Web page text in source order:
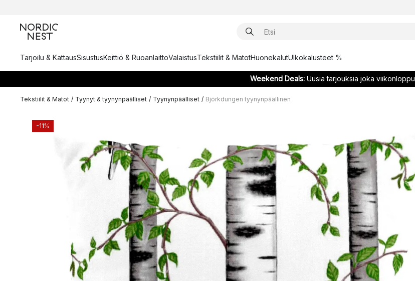
Tarjoilu & KattausSisustusKeittiö & RuoanlaittoValaistusTekstiilit & MatotHuonekalutUlkokalusteet %
Weekend Deals:Uusia tarjouksia joka viikonloppu
Tekstiilit & Matot / Tyynyt & tyynynpäälliset / Tyynynpäälliset / Björkdungen tyynynpäällinen
-11%